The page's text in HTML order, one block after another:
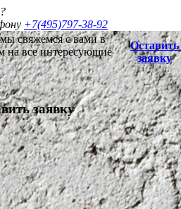
+7(495)797-38-92
свяжемся с вами в
на все интересующие
Оставить
заявку
заявку